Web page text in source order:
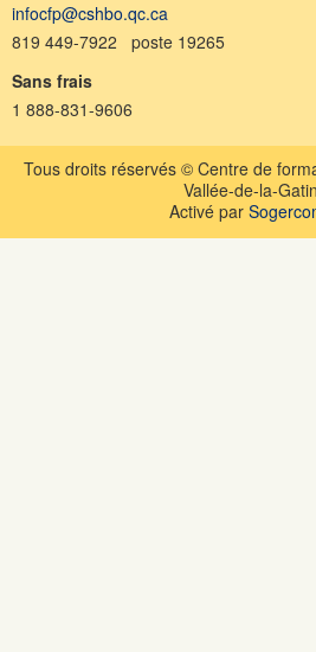
infocfp@cshbo.qc.ca
819 449-7922 poste 19265
Sans frais
1 888-831-9606
Tous droits réservés © Centre de
Vallée-de-la-
Activé par